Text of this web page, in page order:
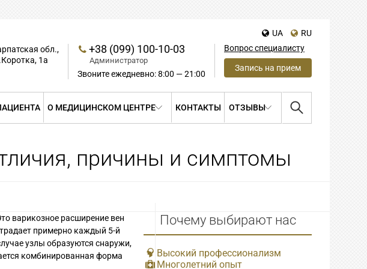
UA
RU
обл.,
1а
+38 (099) 100-10-03
Администратор
Звоните ежедневно: 8:00 — 21:00
Вопрос специалисту
Запись на прием
О МЕДИЦИНСКОМ ЦЕНТРЕ КОНТАКТЫ ОТЗЫВЫ
причины и симптомы
варикозное расширение вен
примерно каждый 5-й
узлы образуются снаружи,
комбинированная форма
Почему выбирают нас
Высокий профессионализм
Многолетний опыт